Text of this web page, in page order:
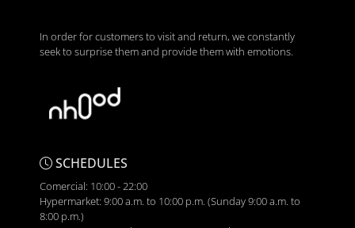
In order for customers to visit and return, we constantly
seek to surprise them and provide them with emotions.
SCHEDULES
Comercial: 10:00 - 22:00
Hypermarket: 9:00 a.m. to 10:00 p.m. (Sunday 9:00 a.m. to
8:00 p.m.)